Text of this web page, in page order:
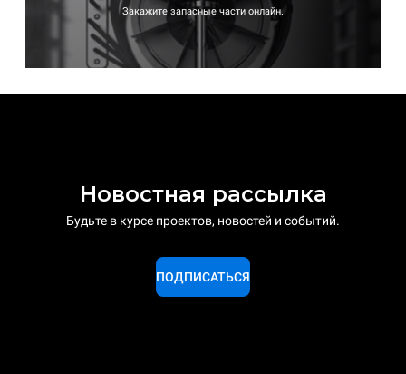
Закажите запасные части онлайн.
Новостная рассылка
Будьте в курсе проектов, новостей и событий.
ПОДПИСАТЬСЯ